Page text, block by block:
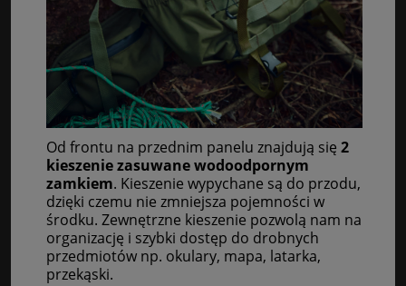
Od frontu na przednim panelu znajdują się 2
kieszenie zasuwane wodoodpornym
zamkiem. Kieszenie wypychane są do przodu,
dzięki czemu nie zmniejsza pojemności w
środku. Zewnętrzne kieszenie pozwolą nam na
organizację i szybki dostęp do drobnych
przedmiotów np. okulary, mapa, latarka,
przekąski.